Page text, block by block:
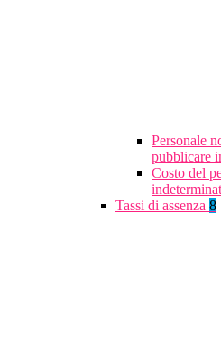
Personale
pubblicare
Costo del
Tassi di assenza 8